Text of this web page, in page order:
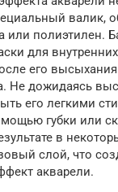
валик,
или полиэтилен.
для
его
Не дожидаясь
его легкими
губки или
в
слой, что
акварели.